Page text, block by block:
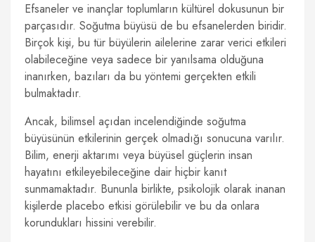
Efsaneler ve inançlar toplumların kültürel dokusunun bir
parçasıdır. Soğutma büyüsü de bu efsanelerden biridir.
Birçok kişi, bu tür büyülerin ailelerine zarar verici etkileri
olabileceğine veya sadece bir yanılsama olduğuna
inanırken, bazıları da bu yöntemi gerçekten etkili
bulmaktadır.
Ancak, bilimsel açıdan incelendiğinde soğutma
büyüsünün etkilerinin gerçek olmadığı sonucuna varılır.
Bilim, enerji aktarımı veya büyüsel güçlerin insan
hayatını etkileyebileceğine dair hiçbir kanıt
sunmamaktadır. Bununla birlikte, psikolojik olarak inanan
kişilerde placebo etkisi görülebilir ve bu da onlara
korundukları hissini verebilir.